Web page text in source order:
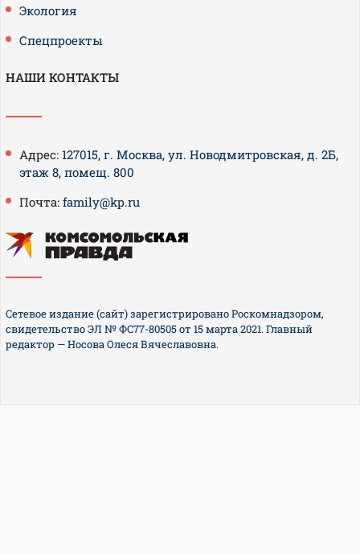
Экология
Спецпроекты
НАШИ КОНТАКТЫ
Адрес: 127015, г. Москва, ул. Новодмитровская, д. 2Б,
этаж 8, помещ. 800
Почта: family@kp.ru
Сетевое издание (сайт) зарегистрировано Роскомнадзором,
свидетельство ЭЛ № ФС77-80505 от 15 марта 2021. Главный
редактор — Носова Олеся Вячеславовна.